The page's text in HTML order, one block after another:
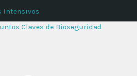
Intensivos